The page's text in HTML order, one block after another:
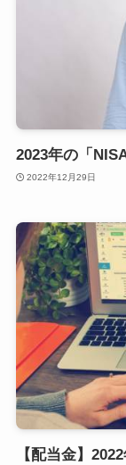
2023年の「
2022年12月29日
【配当金】